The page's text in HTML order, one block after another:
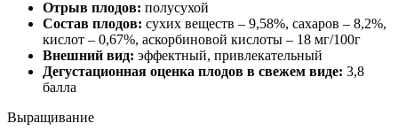
Отрыв плодов: полусухой
Состав плодов: сухих веществ – 9,58%, сахаров – 8,2%,
кислот – 0,67%, аскорбиновой кислоты – 18 мг/100г
Внешний вид: эффектный, привлекательный
Дегустационная оценка плодов в свежем виде: 3,8
балла
Выращивание